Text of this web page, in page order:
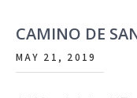
CAMINO DE
MAY 21, 2019